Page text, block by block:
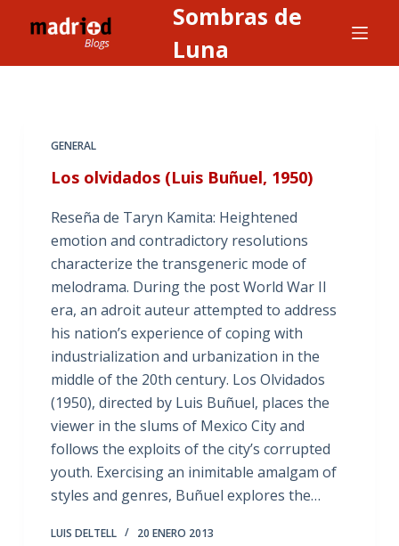
l
Sombras de
Luna
GENERAL
Los olvidados (Luis Buñuel, 1950)
Reseña de Taryn Kamita: Heightened
emotion and contradictory resolutions
characterize the transgeneric mode of
melodrama. During the post World War II
era, an adroit auteur attempted to address
his nation’s experience of coping with
industrialization and urbanization in the
middle of the 20th century. Los Olvidados
(1950), directed by Luis Buñuel, places the
viewer in the slums of Mexico City and
follows the exploits of the city’s corrupted
youth. Exercising an inimitable amalgam of
styles and genres, Buñuel explores the…
LUIS DELTELL 20 ENERO 2013